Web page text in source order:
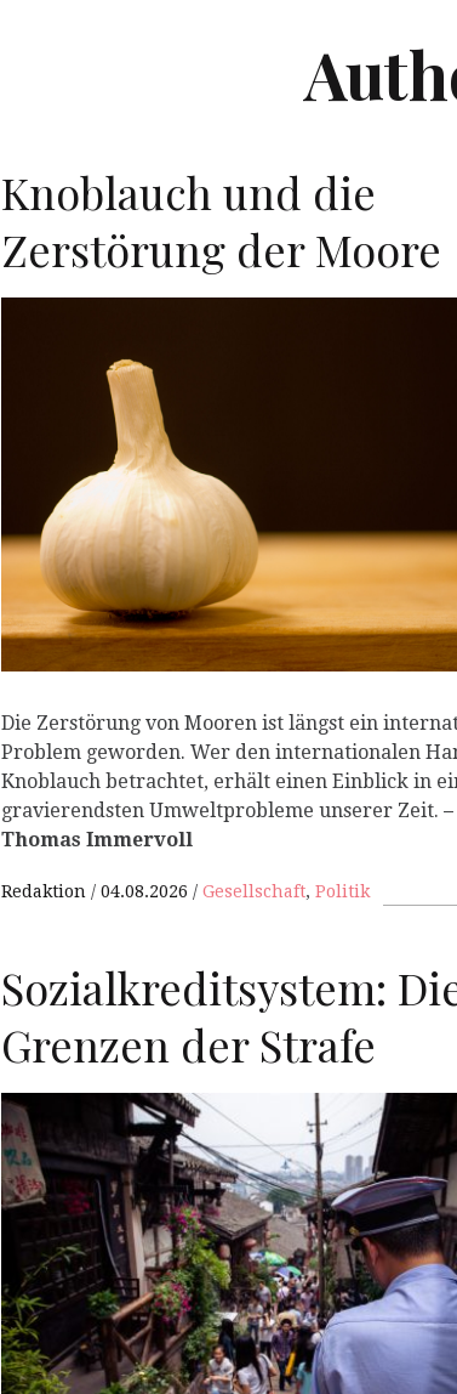
Knoblauch und die
Zerstörung der Moore
RP
Die Zerstörung von Mooren ist längst ein
Problem geworden. Wer den internationalen
Knoblauch betrachtet, erhält einen Einblick in
gravierendsten Umweltprobleme unserer Zeit.
Thomas Immervoll
Redaktion 04.08.2026 Gesellschaft, Politik
Sozialkreditsystem:
Grenzen der Strafe
RP